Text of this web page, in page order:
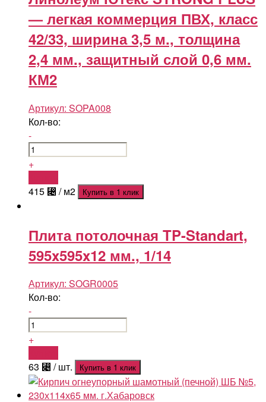
— легкая коммерция ПВХ, класс
42/33, ширина 3,5 м., толщина
2,4 мм., защитный слой 0,6 мм.
КМ2
Артикул: SOPA008
Кол-во:
-
+
415 ⃄ / м2 Купить в 1 клик
Плита потолочная TP-Standart,
595x595x12 мм., 1/14
Артикул: SOGR0005
Кол-во:
-
+
63 ⃄ / шт. Купить в 1 клик